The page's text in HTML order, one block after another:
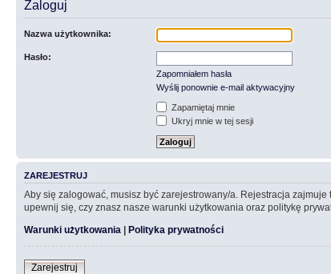
Zaloguj
Nazwa użytkownika:
Hasło:
Zapomniałem hasła
Wyślij ponownie e-mail aktywacyjny
Zapamiętaj mnie
Ukryj mnie w tej sesji
ZAREJESTRUJ
Aby się zalogować, musisz być zarejestrowany/a. Rejestracja
upewnij się, czy znasz nasze warunki użytkowania oraz politykę
Warunki użytkowania | Polityka prywatności
Zarejestruj